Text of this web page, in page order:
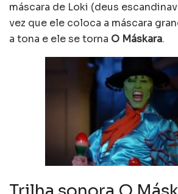
máscara de Loki (deus
vez que ele coloca a máscara
a tona e ele se torna O Máskara.